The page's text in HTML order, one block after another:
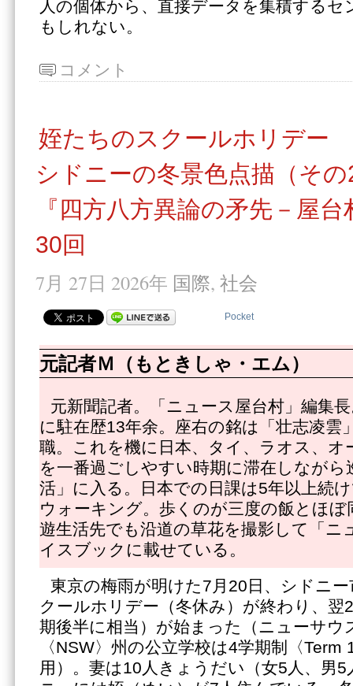
人の個体から、直接データを集積するセ
もしれない。
コメント
姪たちのスクールホリデー
シドニーの冬景色点描（その
『四方八方異論の矛先－屋
30回
7月 27日 2026年 国際, 社会
Pocket
元記者Ｍ（もときしゃ・エム）
元新聞記者。「ニュース屋台村」編集
に駐在歴13年余。座右の銘は「壮志凌雲
職。これを機に日本、タイ、ラオス、オ
を一番過ごしやすい時期に滞在しながら
活」に入る。日本での日課は5年以上続
ウォーキング。歩くのが三度の飯とほ
遊生活先でも沿道の草花を撮影して「ニ
イスブックに載せている。
東京の梅雨が明けた7月20日、シドニ
クールホリデー（冬休み）が終わり、翌
期後半に相当）が始まった（ニューサウ
〈NSW〉州の公立学校は4学期制〈Term
用）。妻は10人きょうだい（女5人、男